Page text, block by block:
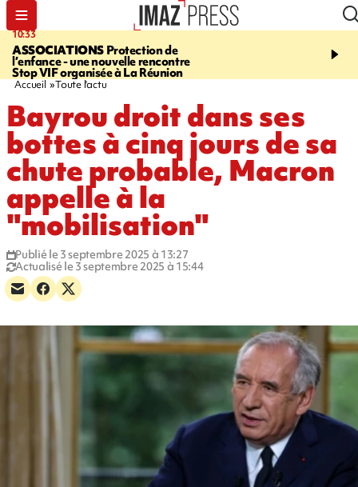
10:33
ASSOCIATIONSProtection de
l’enfance - une nouvelle rencontre
Stop VIF organisée à La Réunion
15:03
Vaste feu
l'ouest du pays, 20.000
Accueil Toute l'actu
Bayrou droit dans ses
bottes à cinq jours de sa
chute probable, Macron
appelle à la
"mobilisation"
Publié le 3 septembre 2025 à 13:27
Actualisé le 3 septembre 2025 à 15:44